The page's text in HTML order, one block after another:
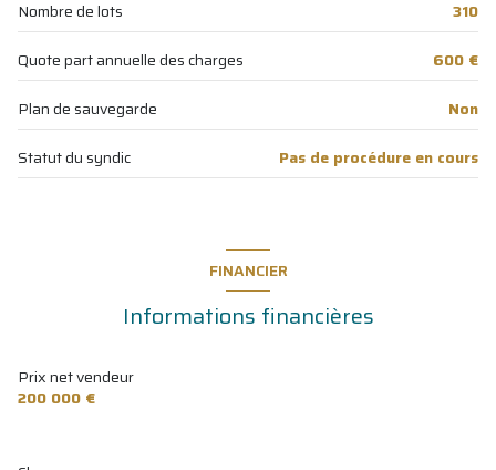
WC
1.30 m²
Loggia fermée
11.50 m²
Nombre de lots
310
Quote part annuelle des charges
600 €
Plan de sauvegarde
Non
Statut du syndic
Pas de procédure en cours
FINANCIER
Informations financières
Prix net vendeur
200 000 €